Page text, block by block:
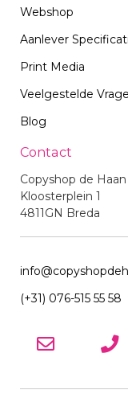
Webshop
Aanlever
Print Media
Veelgestelde
Blog
Contact
Copyshop de Haan
Kloosterplein 1
4811GN Breda
(+31) 076-515 55 58